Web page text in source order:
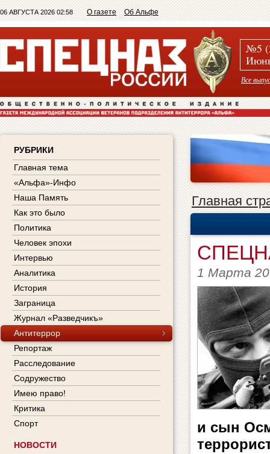
06 АВГУСТА 2026 02:58 О газете Об Альфе
№5
Все
РУБРИКИ
Главная тема
«Альфа»-Инфо
Наша Память
Как это было
Политика
Человек эпохи
Интервью
Аналитика
История
Заграница
Журнал «Разведчикъ»
Антитеррор
Репортаж
Расследование
Содружество
Имею право!
Критика
Спорт
НОВОСТИ
Главная
1 Марта
и сын